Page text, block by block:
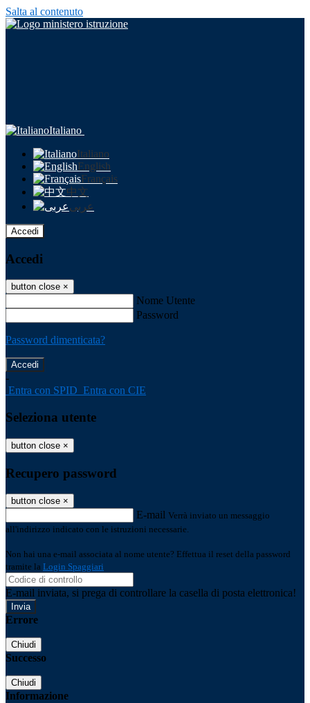
Salta al contenuto
Italiano
Italiano
English
Français
中文
عربى
Accedi
Accedi
button close ×
Nome Utente
Password
Password dimenticata?
-
Entra con SPID Entra con CIE
Seleziona utente
button close ×
Recupero password
button close ×
E-mail Verrà inviato un messaggio
all'indirizzo indicato con le istruzioni necessarie.
Non hai una e-mail associata al nome utente? Effettua il reset della password
tramite la Login Spaggiari
E-mail inviata, si prega di controllare la casella di posta elettronica!
Errore
Chiudi
Successo
Chiudi
Informazione